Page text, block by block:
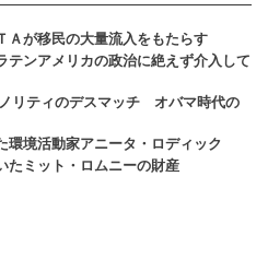
Ａが移民の大量流入をもたらす
テンアメリカの政治に絶えず介入して
リティのデスマッチ オバマ時代の
環境活動家アニータ・ロディック
たミット・ロムニーの財産